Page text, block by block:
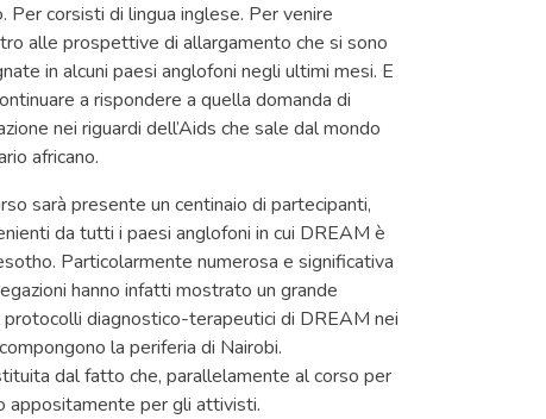
Per corsisti di lingua inglese. Per venire
alle prospettive di allargamento che si sono
in alcuni paesi anglofoni negli ultimi mesi. E
a rispondere a quella domanda di
nei riguardi dell’Aids che sale dal mondo
africano.
sarà presente un centinaio di partecipanti,
da tutti i paesi anglofoni in cui DREAM è
Particolarmente numerosa e significativa
hanno infatti mostrato un grande
diagnostico-terapeutici di DREAM nei
la periferia di Nairobi.
dal fatto che, parallelamente al corso per
appositamente per gli attivisti.